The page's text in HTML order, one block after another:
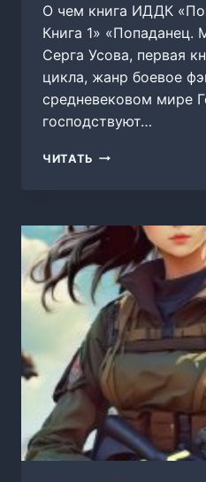
О чем книга ИДДК
Книга 1»
Серга Усова, первая
цикла, жанр боевое
средневековом мире
господствуют…
ЧИТАТЬ ПОПАДАНЕЦ.
1